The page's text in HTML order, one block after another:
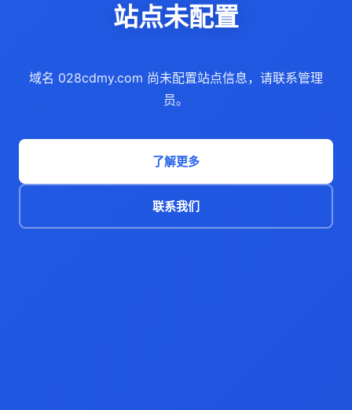
站点未配置
域名 028cdmy.com 尚未配置站点信息，请联系管理
员。
了解更多
联系我们